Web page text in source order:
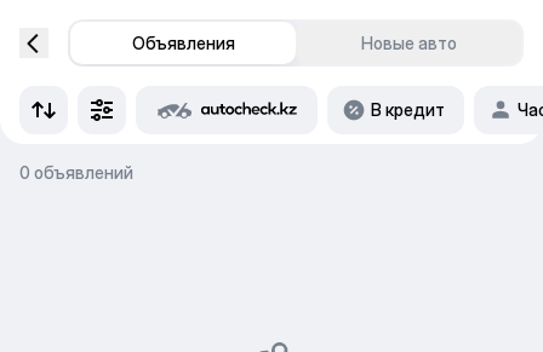
Объявления Новые авто
В кредит
0 объявлений